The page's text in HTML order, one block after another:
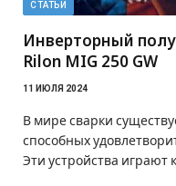
СТАТЬИ
Инверторный
Rilon MIG 250 GW
11 ИЮЛЯ 2024
В мире сварки
способных
Эти устройства